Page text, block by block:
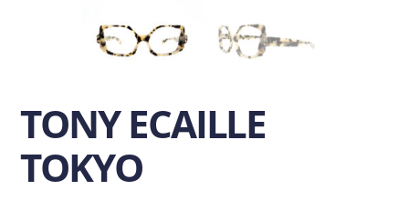
TONY ECAILLE
TOKYO